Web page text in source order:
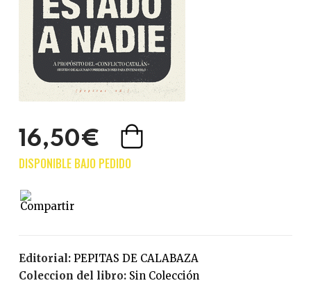
16,50€
Editorial:
PEPITAS DE CALABAZA
Coleccion del libro:
Sin Colección